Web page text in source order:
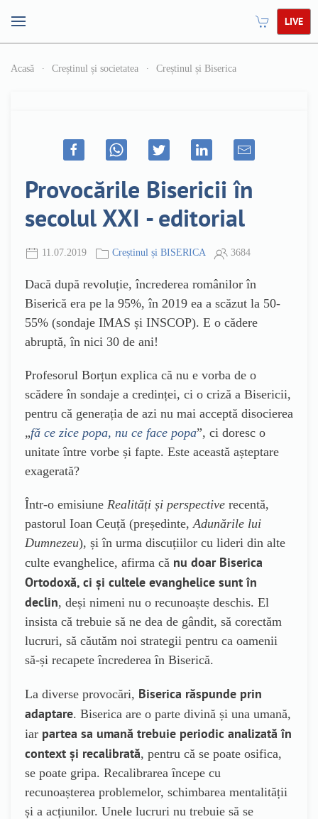
LIVE
Acasă Creștinul și societatea Creștinul și Biserica
Provocările Bisericii în
secolul XXI - editorial
11.07.2019 Creștinul și BISERICA 3684
Dacă după revoluție, încrederea românilor în
Biserică era pe la 95%, în 2019 ea a scăzut la 50-
55% (sondaje IMAS și INSCOP). E o cădere
abruptă, în nici 30 de ani!
Profesorul Borțun explica că nu e vorba de o
scădere în sondaje a credinței, ci o criză a Bisericii,
pentru că generația de azi nu mai acceptă disocierea
„fă ce zice popa, nu ce face popa”, ci doresc o
unitate între vorbe și fapte. Este această așteptare
exagerată?
Într-o emisiune Realități și perspective recentă,
pastorul Ioan Ceuță (președinte, Adunările lui
Dumnezeu), și în urma discuțiilor cu lideri din alte
culte evanghelice, afirma că nu doar Biserica
Ortodoxă, ci și cultele evanghelice sunt în
declin, deși nimeni nu o recunoaște deschis. El
insista că trebuie să ne dea de gândit, să corectăm
lucruri, să căutăm noi strategii pentru ca oamenii
să-și recapete încrederea în Biserică.
La diverse provocări, Biserica răspunde prin
adaptare. Biserica are o parte divină și una umană,
iar partea sa umană trebuie periodic analizată în
context și recalibrată, pentru că se poate osifica,
se poate gripa. Recalibrarea începe cu
recunoașterea problemelor, schimbarea mentalității
și a acțiunilor. Unele lucruri nu trebuie să se